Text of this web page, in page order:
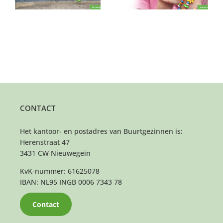
CONTACT
Het kantoor- en postadres van Buurtgezinnen is:
Herenstraat 47
3431 CW Nieuwegein
KvK-nummer: 61625078
IBAN: NL95 INGB 0006 7343 78
Contact